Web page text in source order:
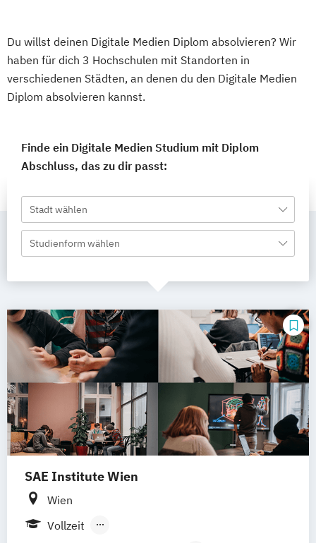
Du willst deinen Digitale Medien Diplom absolvieren? Wir
haben für dich 3 Hochschulen mit Standorten in
verschiedenen Städten, an denen du den Digitale Medien
Diplom absolvieren kannst.
Finde ein Digitale Medien Studium mit Diplom
Abschluss, das zu dir passt:
Stadt wählen
Studienform wählen
SAE Institute Wien
Wien
Vollzeit